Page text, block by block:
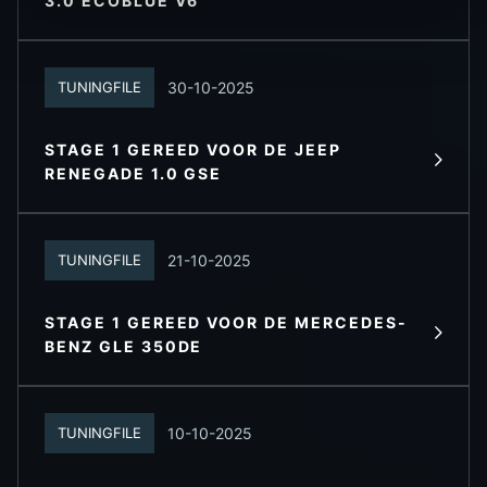
LEES MEER
STAGE 1 GEREED VOOR DE JEEP
RENEGADE 1.0 GSE
TUNINGFILE 30-10-2025
LEES MEER
STAGE 1 GEREED VOOR DE MERCEDES-
BENZ GLE 350DE
TUNINGFILE 21-10-2025
TUNINGFILE 10-10-2025